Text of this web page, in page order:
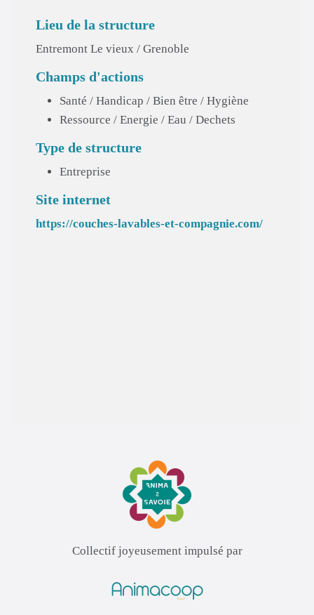
Lieu de la structure
Entremont Le vieux / Grenoble
Champs d'actions
Santé / Handicap / Bien être / Hygiène
Ressource / Energie / Eau / Dechets
Type de structure
Entreprise
Site internet
https://couches-lavables-et-compagnie.com/
Collectif joyeusement impulsé par